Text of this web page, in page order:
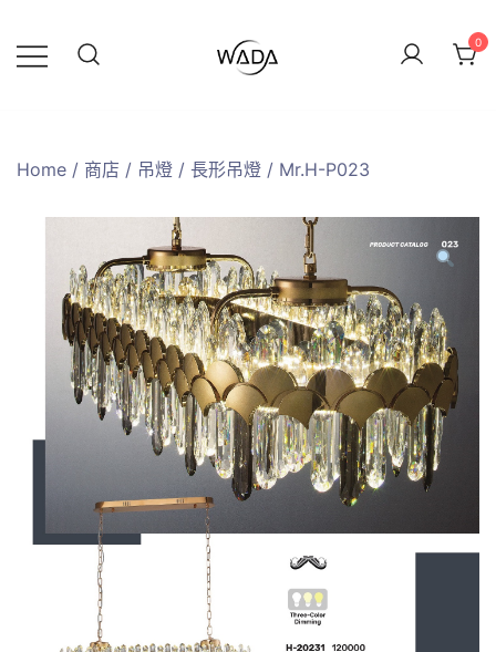
0
Home / 商店 / 吊燈 / 長形吊燈 / Mr.H-P023